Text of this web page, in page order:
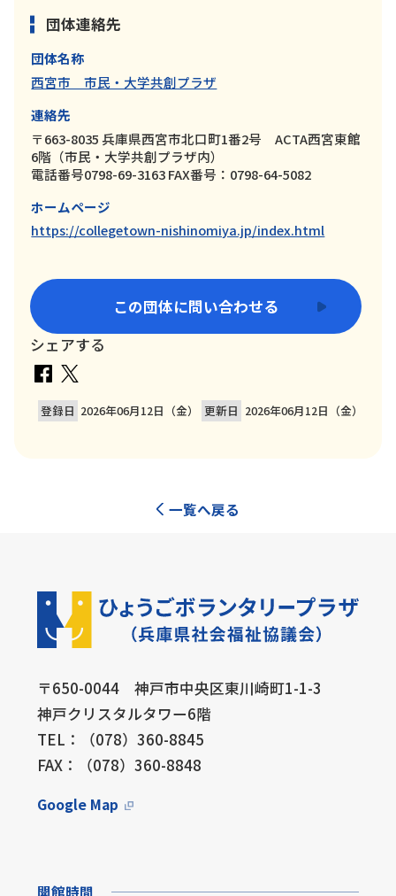
団体連絡先
団体名称
西宮市 市民・大学共創プラザ
連絡先
〒663-8035 兵庫県西宮市北口町1番2号 ACTA西宮東館
6階（市民・大学共創プラザ内）
電話番号0798-69-3163 FAX番号：0798-64-5082
ホームページ
https://collegetown-nishinomiya.jp/index.html
この団体に問い合わせる
シェアする
登録日 2026年06月12日（金） 更新日 2026年06月12日（金）
一覧へ戻る
〒650-0044 神戸市中央区東川崎町1-1-3
神戸クリスタルタワー6階
TEL：（078）360-8845
FAX：（078）360-8848
Google Map
開館時間